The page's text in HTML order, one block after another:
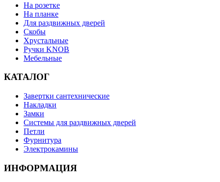
На розетке
На планке
Для раздвижных дверей
Скобы
Хрустальные
Ручки KNOB
Мебельные
КАТАЛОГ
Завертки сантехнические
Накладки
Замки
Системы для раздвижных дверей
Петли
Фурнитура
Электрокамины
ИНФОРМАЦИЯ